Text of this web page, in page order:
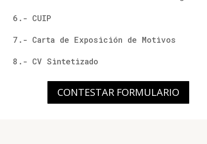
6.- CUIP
7.- Carta de Exposición de Motivos
8.- CV Sintetizado
CONTESTAR FORMULARIO